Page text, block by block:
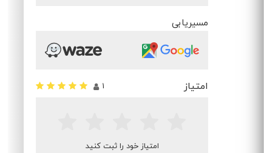
مسیریابی
1 امتیاز
امتیاز خود را ثبت کنید